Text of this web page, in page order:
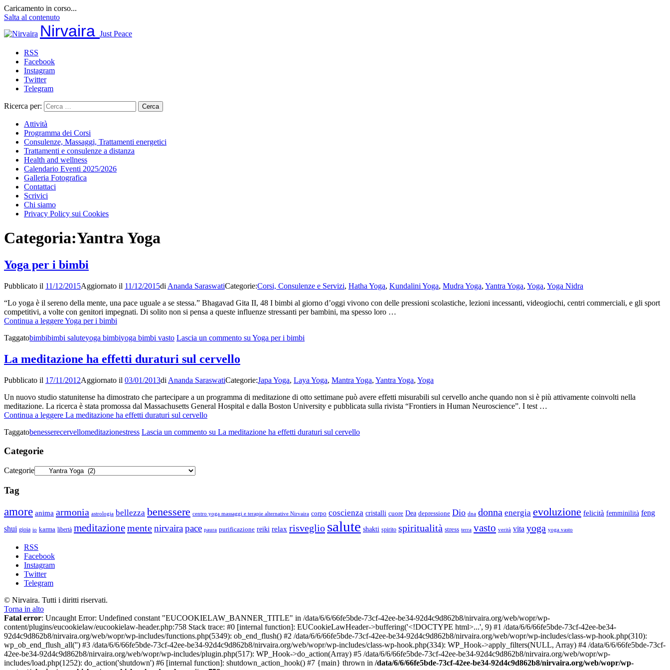
Caricamento in corso...
Salta al contenuto
Nirvaira Just Peace
RSS
Facebook
Instagram
Twitter
Telegram
Ricerca per:
Attività
Programma dei Corsi
Consulenze, Massaggi, Trattamenti energetici
Trattamenti e consulenze a distanza
Health and wellness
Calendario Eventi 2025/2026
Galleria Fotografica
Contattaci
Scrivici
Chi siamo
Privacy Policy sui Cookies
Categoria:Yantra Yoga
Yoga per i bimbi
Pubblicato il 11/12/2015Aggiornato il 11/12/2015di Ananda SaraswatiCategorie:Corsi, Consulenze e Servizi, Hatha Yoga, Kundalini Yoga, Mudra Yoga, Yantra Yoga, Yoga, Yoga Nidra
“Lo yoga è il sereno della mente, una pace uguale a se stessa.” Bhagavad Gita II, 48 I bimbi al giorno d’oggi vivono con delle pressioni scolastiche, lezioni incessanti, videogiochi, centri commerciali, e gli sport
competitivi, a volte con genitori impegnati. Di solito non si pensa a queste influenze stressanti per bambini, ma spesso loro …
Continua a leggereYoga per i bimbi
Taggatobimbibimbi saluteyoga bimbiyoga bimbi vasto Lascia un commento su Yoga per i bimbi
La meditazione ha effetti duraturi sul cervello
Pubblicato il 17/11/2012Aggiornato il 03/01/2013di Ananda SaraswatiCategorie:Japa Yoga, Laya Yoga, Mantra Yoga, Yantra Yoga, Yoga
Un nuovo studio statunitense ha dimostrato che partecipare a un programma di meditazione di otto settimane può avere effetti misurabili sul cervello anche quando non si è più attivamente coinvolti nella
meditazione. La ricerca è stata promossa dal Massachusetts General Hospital e dalla Boston University e pubblicata sulla rivista “Frontiers in Human Neuroscience”. I test …
Continua a leggere La meditazione ha effetti duraturi sul cervello
Taggatobenesserecervellomeditazionestress Lascia un commento su La meditazione ha effetti duraturi sul cervello
Categorie
Categorie
Tag
amore anima armonia astrologia bellezza benessere centro yoga massaggi e terapie alternative Nirvaira corpo coscienza cristalli cuore Dea depressione Dio dna donna energia evoluzione felicità femminilità feng
shui gioia io karma libertà meditazionementenirvairapace paura purificazione reiki relax risveglio salute shakti spirito spiritualità stress terra vasto verità vita yoga yoga vasto
RSS
Facebook
Instagram
Twitter
Telegram
© Nirvaira. Tutti i diritti riservati.
Torna in alto
Fatal error: Uncaught Error: Undefined constant "EUCOOKIELAW_BANNER_TITLE" in /data/6/6/66fe5bde-73cf-42ee-be34-92d4c9d862b8/nirvaira.org/web/wopr/wp-
content/plugins/eucookielaw/eucookielaw-header.php:758 Stack trace: #0 [internal function]: EUCookieLawHeader->buffering('<!DOCTYPE html>...', 9) #1 /data/6/6/66fe5bde-73cf-42ee-be34-
92d4c9d862b8/nirvaira.org/web/wopr/wp-includes/functions.php(5349): ob_end_flush() #2 /data/6/6/66fe5bde-73cf-42ee-be34-92d4c9d862b8/nirvaira.org/web/wopr/wp-includes/class-wp-hook.php(310):
wp_ob_end_flush_all('') #3 /data/6/6/66fe5bde-73cf-42ee-be34-92d4c9d862b8/nirvaira.org/web/wopr/wp-includes/class-wp-hook.php(334): WP_Hook->apply_filters(NULL, Array) #4 /data/6/6/66fe5bde-73cf-
42ee-be34-92d4c9d862b8/nirvaira.org/web/wopr/wp-includes/plugin.php(517): WP_Hook->do_action(Array) #5 /data/6/6/66fe5bde-73cf-42ee-be34-92d4c9d862b8/nirvaira.org/web/wopr/wp-
includes/load.php(1252): do_action('shutdown') #6 [internal function]: shutdown_action_hook() #7 {main} thrown in /data/6/6/66fe5bde-73cf-42ee-be34-92d4c9d862b8/nirvaira.org/web/wopr/wp-